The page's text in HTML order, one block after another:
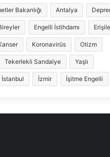
Bakanlığı Antalya
Engelli İstihdamı
Koronavirüs Otizm
Tekerlekli Sandalye Yaşlı
İstanbul İzmir İşitme Engelli